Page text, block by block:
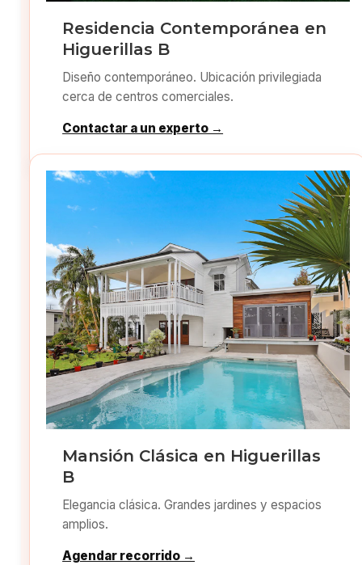
Residencia Contemporánea en
Higuerillas B
Diseño contemporáneo. Ubicación privilegiada
cerca de centros comerciales.
Contactar a un experto →
Mansión Clásica en Higuerillas
B
Elegancia clásica. Grandes jardines y espacios
amplios.
Agendar recorrido →